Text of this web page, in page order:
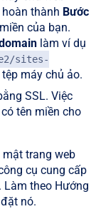
thành Bước
của bạn.
làm ví dụ
sites-
máy chủ ảo.
SSL. Việc
tên miền cho
mật trang web
cụ cung cấp
theo Hướng
nó.